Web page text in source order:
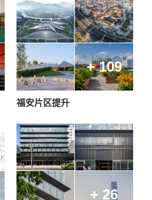
+ 109
福安片区提升
+ 26